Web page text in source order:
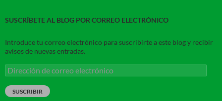
SUSCRÍBETE AL BLOG POR CORREO ELECTRÓNICO
Introduce tu correo electrónico para suscribirte a este blog y recibir
avisos de nuevas entradas.
Dirección
de
correo
electrónico
SUSCRIBIR